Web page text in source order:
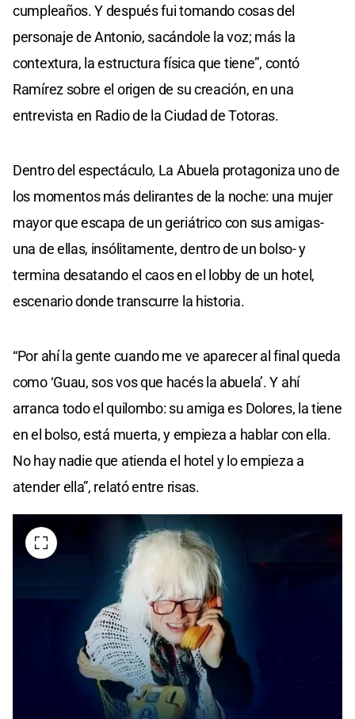
cumpleaños. Y después fui tomando cosas del
personaje de Antonio, sacándole la voz; más la
contextura, la estructura física que tiene”, contó
Ramírez sobre el origen de su creación, en una
entrevista en Radio de la Ciudad de Totoras.
Dentro del espectáculo, La Abuela protagoniza uno de
los momentos más delirantes de la noche: una mujer
mayor que escapa de un geriátrico con sus amigas-
una de ellas, insólitamente, dentro de un bolso- y
termina desatando el caos en el lobby de un hotel,
escenario donde transcurre la historia.
“Por ahí la gente cuando me ve aparecer al final queda
como ‘Guau, sos vos que hacés la abuela’. Y ahí
arranca todo el quilombo: su amiga es Dolores, la tiene
en el bolso, está muerta, y empieza a hablar con ella.
No hay nadie que atienda el hotel y lo empieza a
atender ella”, relató entre risas.